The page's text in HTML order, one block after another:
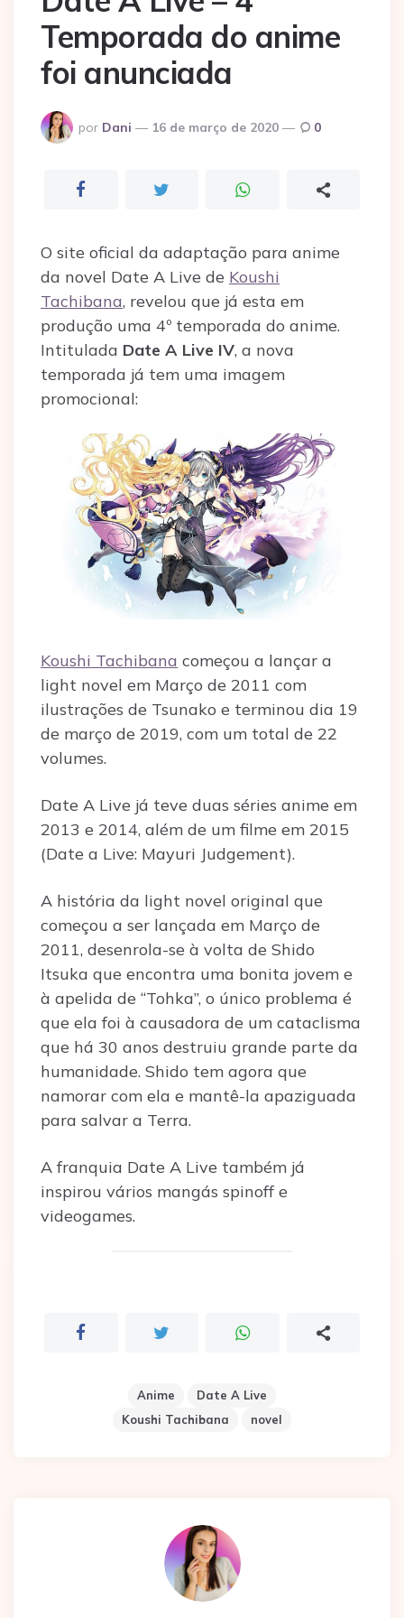
Temporada do anime
foi anunciada
Postado
por
por Dani 16 de março de 2020 0
O site oficial da adaptação para anime
da novel Date A Live de Koushi
Tachibana, revelou que já esta em
produção uma 4º temporada do anime.
Intitulada Date A Live IV, a nova
temporada já tem uma imagem
promocional:
Koushi Tachibana começou a lançar a
light novel em Março de 2011 com
ilustrações de Tsunako e terminou dia 19
de março de 2019, com um total de 22
volumes.
Date A Live já teve duas séries anime em
2013 e 2014, além de um filme em 2015
(Date a Live: Mayuri Judgement).
A história da light novel original que
começou a ser lançada em Março de
2011, desenrola-se à volta de Shido
Itsuka que encontra uma bonita jovem e
à apelida de “Tohka”, o único problema é
que ela foi à causadora de um cataclisma
que há 30 anos destruiu grande parte da
humanidade. Shido tem agora que
namorar com ela e mantê-la apaziguada
para salvar a Terra.
A franquia Date A Live também já
inspirou vários mangás spinoff e
videogames.
Anime
Date A Live
Koushi Tachibana
novel